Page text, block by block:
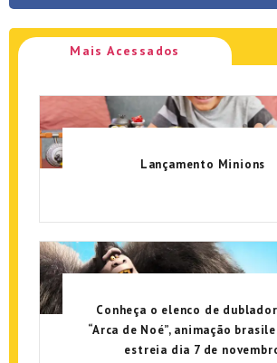
Mais Acessados
Lançamento Minions
Conheça o elenco de
“Arca de Noé”, animação
estreia dia 7 de